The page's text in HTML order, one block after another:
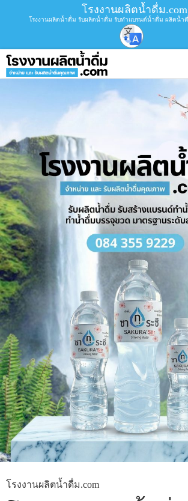
โรงงานผลิตน้ำดื่ม.com
โรงงานผลิตน้ำดื่ม รับผลิตน้ำดื่ม รับทำแบรนด์น้ำดื่ม ผลิตน้
โรงงานผลิตน้ำดื่ม.com